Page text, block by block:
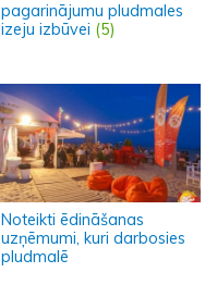
pagarinājumu pludmales
izeju izbūvei (5)
Noteikti ēdināšanas
uzņēmumi, kuri darbosies
pludmalē